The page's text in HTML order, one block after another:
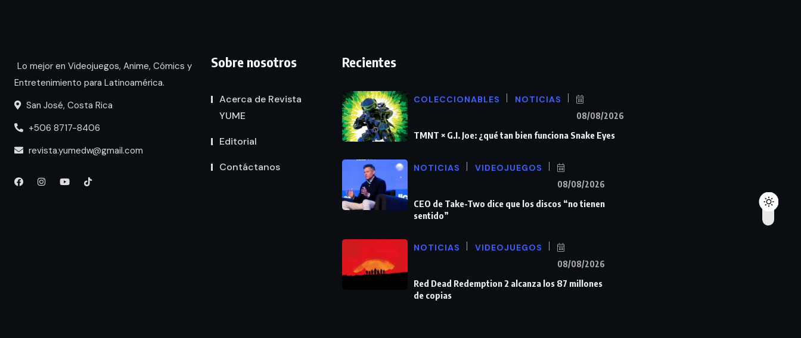
Lo mejor en Videojuegos, Anime, Cómics y
Entretenimiento para Latinoamérica.
San José, Costa Rica
+506 8717-8406
revista.yumedw@gmail.com
Sobre nosotros
Acerca de Revista
YUME
Editorial
Contáctanos
Recientes
COLECCIONABLES NOTICIAS
08/08/2026
TMNT × G.I. Joe: ¿qué tan bien funciona Snake Eyes
NOTICIAS VIDEOJUEGOS
08/08/2026
CEO de Take-Two dice que los discos “no tienen
sentido”
NOTICIAS VIDEOJUEGOS
08/08/2026
Red Dead Redemption 2 alcanza los 87 millones
de copias